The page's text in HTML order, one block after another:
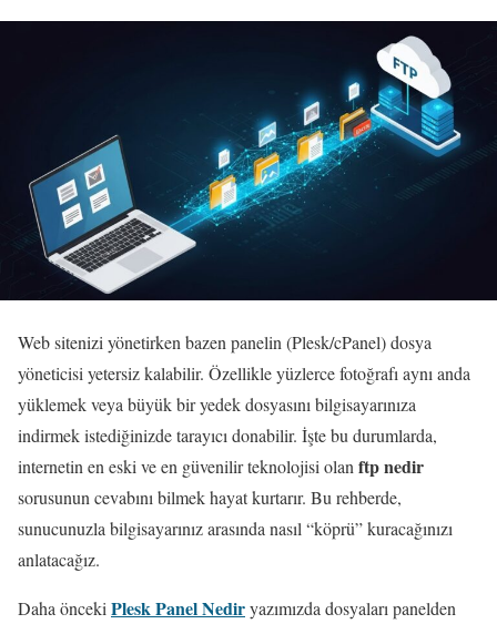
Web sitenizi yönetirken bazen panelin (Plesk/cPanel) dosya
yöneticisi yetersiz kalabilir. Özellikle yüzlerce fotoğrafı aynı anda
yüklemek veya büyük bir yedek dosyasını bilgisayarınıza
indirmek istediğinizde tarayıcı donabilir. İşte bu durumlarda,
internetin en eski ve en güvenilir teknolojisi olan ftp nedir
sorusunun cevabını bilmek hayat kurtarır. Bu rehberde,
sunucunuzla bilgisayarınız arasında nasıl “köprü” kuracağınızı
anlatacağız.
Daha önceki Plesk Panel Nediryazımızda dosyaları panelden